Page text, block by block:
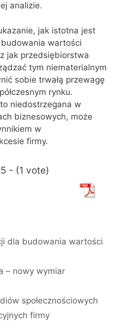
analizie.
jak istotna jest
wartości
jak przedsiębiorstwa
tym niematerialnym
sobie trwałą przewagę
rynku.
niedostrzegana w
biznesowych, może
w
firmy.
- (1 vote)
dla budowania wartości
– nowy wymiar
społecznościowych
firmy